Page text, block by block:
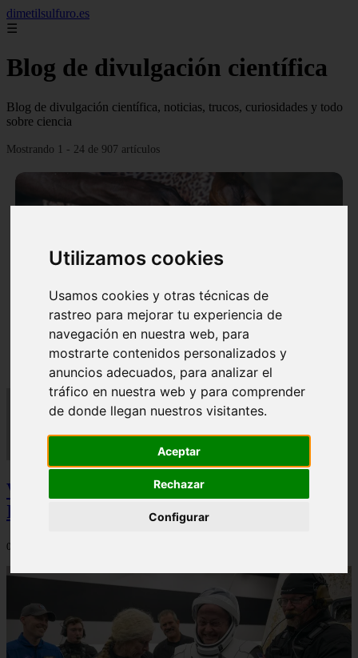
Utilizamos cookies
Usamos cookies y otras técnicas de
rastreo para mejorar tu experiencia de
navegación en nuestra web, para
mostrarte contenidos personalizados y
anuncios adecuados, para analizar el
tráfico en nuestra web y para comprender
de donde llegan nuestros visitantes.
Aceptar
Rechazar
Configurar
dimetilsulfuro.es
☰
Blog de divulgación científica
Blog de divulgación científica, noticias, trucos, curiosidades y todo
sobre ciencia
Mostrando 1 - 24 de 907 artículos
En África harán lo que parecía imposible: Utilizarán
moléculas de agua para cocinar sus alimentos
Video Advertencias desde la cúspide de la
IA: Hinton y el posible colapso social
06/03/2026